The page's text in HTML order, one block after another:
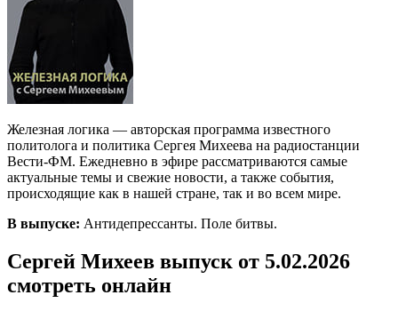
Железная логика — авторская программа известного
политолога и политика Сергея Михеева на радиостанции
Вести-ФМ. Ежедневно в эфире рассматриваются самые
актуальные темы и свежие новости, а также события,
происходящие как в нашей стране, так и во всем мире.
В выпуске: Антидепрессанты. Поле битвы.
Сергей Михеев выпуск от 5.02.2026
смотреть онлайн